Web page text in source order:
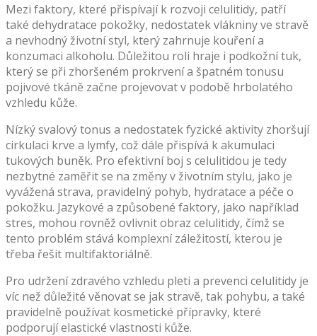
Mezi faktory, které přispívají k rozvoji celulitidy, patří
také dehydratace pokožky, nedostatek vlákniny ve stravě
a nevhodný životní styl, který zahrnuje kouření a
konzumaci alkoholu. Důležitou roli hraje i podkožní tuk,
který se při zhoršeném prokrvení a špatném tonusu
pojivové tkáně začne projevovat v podobě hrbolatého
vzhledu kůže.
Nízký svalový tonus a nedostatek fyzické aktivity zhoršují
cirkulaci krve a lymfy, což dále přispívá k akumulaci
tukových buněk. Pro efektivní boj s celulitidou je tedy
nezbytné zaměřit se na změny v životním stylu, jako je
vyvážená strava, pravidelný pohyb, hydratace a péče o
pokožku. Jazykové a způsobené faktory, jako například
stres, mohou rovněž ovlivnit obraz celulitidy, čímž se
tento problém stává komplexní záležitostí, kterou je
třeba řešit multifaktoriálně.
Pro udržení zdravého vzhledu pleti a prevenci celulitidy je
víc než důležité věnovat se jak stravě, tak pohybu, a také
pravidelně používat kosmetické přípravky, které
podporují elastické vlastnosti kůže.